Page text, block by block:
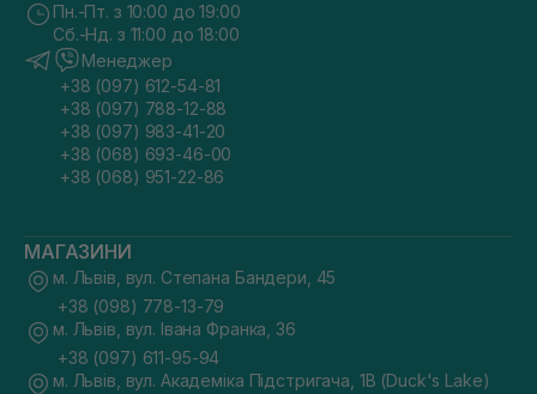
Пн.-Пт. з 10:00 до 19:00
Сб.-Нд. з 11:00 до 18:00
Менеджер
+38 (097) 612-54-81
+38 (097) 788-12-88
+38 (097) 983-41-20
+38 (068) 693-46-00
+38 (068) 951-22-86
МАГАЗИНИ
м. Львів, вул. Степана Бандери, 45
+38 (098) 778-13-79
м. Львів, вул. Івана Франка, 36
+38 (097) 611-95-94
м. Львів, вул. Академіка Підстригача, 1В (Duck's Lake)